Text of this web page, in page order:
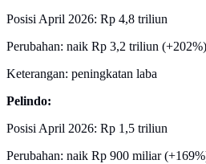
Posisi April 2026: Rp 4,8 triliun
Perubahan: naik Rp 3,2 triliun (+202%)
Keterangan: peningkatan laba
Pelindo:
Posisi April 2026: Rp 1,5 triliun
Perubahan: naik Rp 900 miliar